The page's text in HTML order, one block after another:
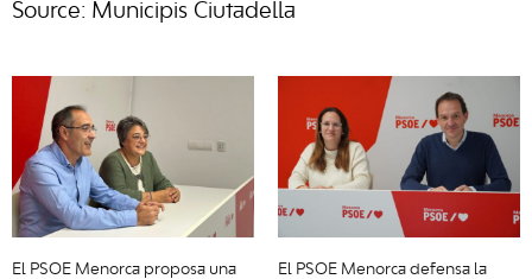
Source: Municipis Ciutadella
El PSOE Menorca proposa una
El PSOE Menorca defensa la